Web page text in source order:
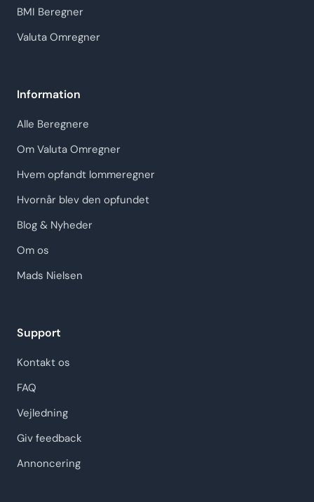
BMI Beregner
Valuta Omregner
Information
Alle Beregnere
Om Valuta Omregner
Hvem opfandt lommeregner
Hvornår blev den opfundet
Blog & Nyheder
Om os
Mads Nielsen
Support
Kontakt os
FAQ
Vejledning
Giv feedback
Annoncering